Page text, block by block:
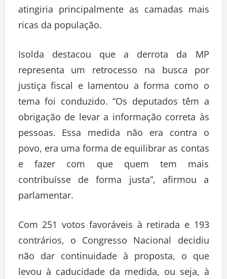
atingiria principalmente as camadas mais
ricas da população.
Isolda destacou que a derrota da MP
representa um retrocesso na busca por
justiça fiscal e lamentou a forma como o
tema foi conduzido. “Os deputados têm a
obrigação de levar a informação correta às
pessoas. Essa medida não era contra o
povo, era uma forma de equilibrar as contas
e fazer com que quem tem mais
contribuísse de forma justa”, afirmou a
parlamentar.
Com 251 votos favoráveis à retirada e 193
contrários, o Congresso Nacional decidiu
não dar continuidade à proposta, o que
levou à caducidade da medida, ou seja, à